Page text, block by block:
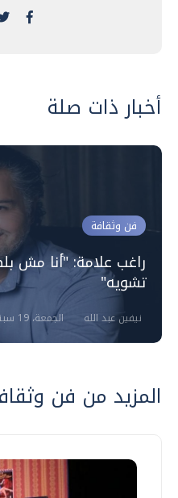
أخبار ذات صلة
فن وثقافة
راغب علامة: "أنا مش
تشويه"
نيفين عبد الله الجمعة، 19 سبتمبر 2025 04:14 م
المزيد من فن